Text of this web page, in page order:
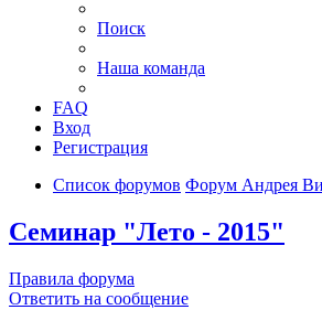
Поиск
Наша команда
FAQ
Вход
Регистрация
Список форумов Форум Андрея
Семинар "Лето - 2015"
Правила форума
Ответить на сообщение